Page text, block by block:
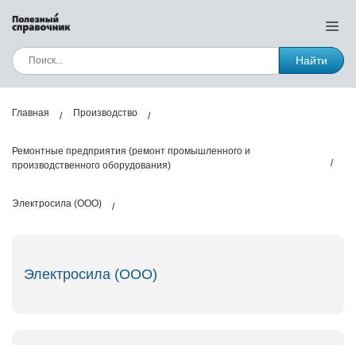
Найти
Главная Производство
Ремонтные предприятия (ремонт промышленного и
производственного оборудования)
Электросила (ООО)
Электросила (ООО)